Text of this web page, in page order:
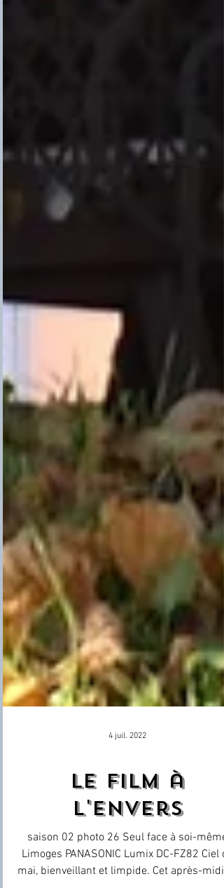
4 juil. 2022
le film à
l'envers
saison 02 photo 26 Seul face à soi-même